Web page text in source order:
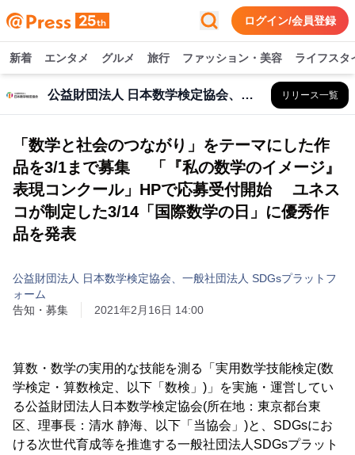
ログイン/会員登録
新着 エンタメ グルメ 旅行 ファッション・美容 ライフスタ
公益財団法人 日本数学検定協会、一般社団法人 SDGsプラットフォーム リリース一覧
「数学と社会のつながり」をテーマにした作
品を3/1まで募集 「『私の数学のイメージ』
表現コンクール」HPで応募受付開始 ユネス
コが制定した3/14「国際数学の日」に優秀作
品を発表
公益財団法人 日本数学検定協会、一般社団法人 SDGsプラットフ
ォーム
告知・募集
2021年2月16日 14:00
算数・数学の実用的な技能を測る「実用数学技能検定(数
学検定・算数検定、以下「数検」)」を実施・運営してい
る公益財団法人日本数学検定協会(所在地：東京都台東
区、理事長：清水 静海、以下「当協会」)と、SDGsにお
ける次世代育成等を推進する一般社団法人SDGsプラット